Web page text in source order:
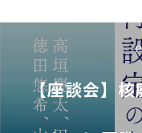
【座談会】